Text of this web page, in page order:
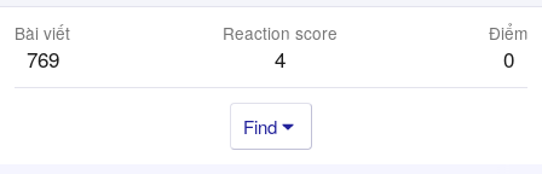
Bài viết
769
Reaction score
4
Điểm
0
Find